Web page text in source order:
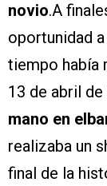
novio.A
oportunidad
tiempo había
13 de abril de
mano en
realizaba un
final de la